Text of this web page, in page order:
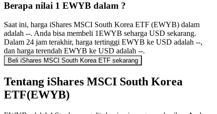
Berapa nilai 1 EWYB dalam ?
Saat ini, harga iShares MSCI South Korea ETF (EWYB) dalam
adalah --. Anda bisa membeli 1EWYB seharga USD sekarang.
Dalam 24 jam terakhir, harga tertinggi EWYB ke USD adalah --,
dan harga terendah EWYB ke USD adalah --.
Beli iShares MSCI South Korea ETF sekarang
Tentang iShares MSCI South Korea
ETF(EWYB)